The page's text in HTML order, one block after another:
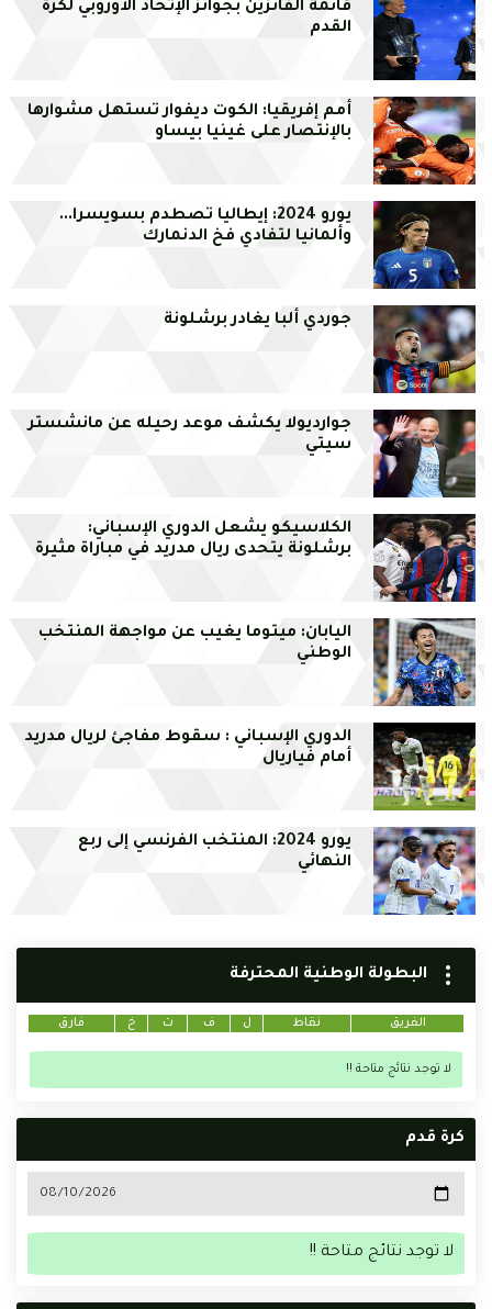
قائمة الفائزين بجوائز الإتحاد الأوروبي لكرة
القدم
أمم إفريقيا: الكوت ديفوار تستهل مشوارها
بالإنتصار على غينيا بيساو
يورو 2024: إيطاليا تصطدم بسويسرا...
وألمانيا لتفادي فخ الدنمارك
جوردي ألبا يغادر برشلونة
جوارديولا يكشف موعد رحيله عن مانشستر
سيتي
الكلاسيكو يشعل الدوري الإسباني:
برشلونة يتحدى ريال مدريد في مباراة مثيرة
اليابان: ميتوما يغيب عن مواجهة المنتخب
الوطني
الدوري الإسباني : سقوط مفاجئ لريال مدريد
أمام فياريال
يورو 2024: المنتخب الفرنسي إلى ربع
النهائي
البطولة الوطنية المحترفة
الفريق نقاط ل ف ت خ فارق
لا توجد نتائج متاحة !!
كرة قدم
لا توجد نتائج متاحة !!